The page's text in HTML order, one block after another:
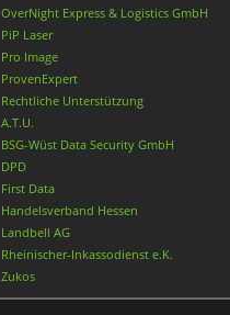
OverNight Express & Logistics GmbH
PiP Laser
Pro Image
ProvenExpert
Rechtliche Unterstützung
A.T.U.
BSG-Wüst Data Security GmbH
DPD
First Data
Handelsverband Hessen
Landbell AG
Rheinischer-Inkassodienst e.K.
Zukos